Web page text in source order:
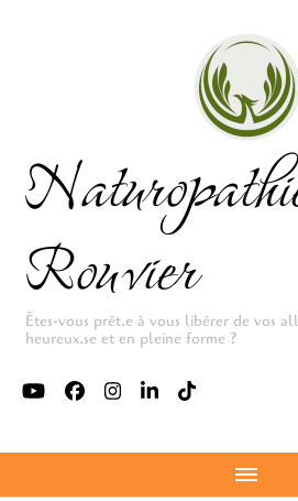
Rouvier
Êtes-vous prêt.e à vous libérer de vos
heureux.se et en pleine forme ?